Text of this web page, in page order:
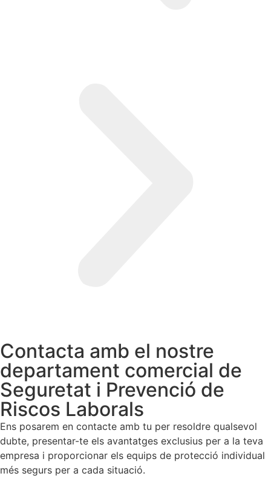
Contacta amb el nostre
departament comercial de
Seguretat i Prevenció de
Riscos Laborals
Ens posarem en contacte amb tu per resoldre qualsevol
dubte, presentar-te els avantatges exclusius per a la teva
empresa i proporcionar els equips de protecció individual
més segurs per a cada situació.